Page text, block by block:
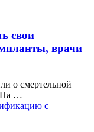
свои
врачи
о смертельной
На …